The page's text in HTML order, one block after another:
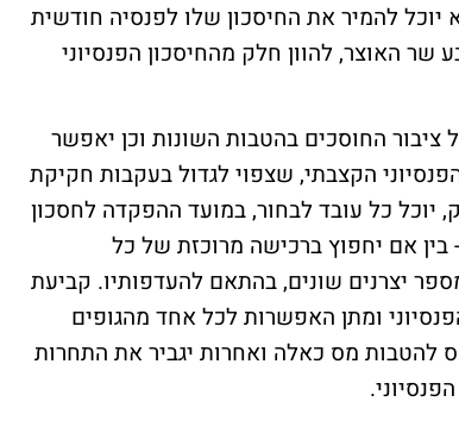
להמיר את החיסכון שלו לפנסיה חודשית
שר האוצר, להוון חלק מהחיסכון הפנסיוני
החוסכים בהטבות השונות וכן יאפשר
הקצבתי, שצפוי לגדול בעקבות חקיקת
יוכל כל עובד לבחור, במועד ההפקדה לחסכון
- בין אם יחפוץ ברכישה מרוכזת של כל
יצרנים שונים, בהתאם להעדפותיו. קביעת
ומתן האפשרות לכל אחד מהגופים
להטבות מס כאלה ואחרות יגביר את התחרות